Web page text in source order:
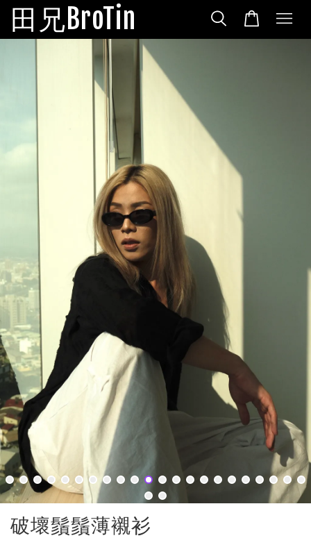
田兄BroTin
破壞鬚鬚薄襯衫